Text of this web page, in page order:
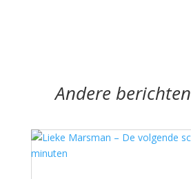
Andere berichten